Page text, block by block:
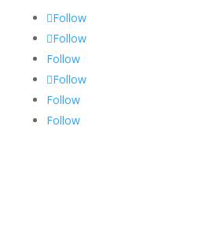
Follow
Follow
Follow
Follow
Follow
Follow